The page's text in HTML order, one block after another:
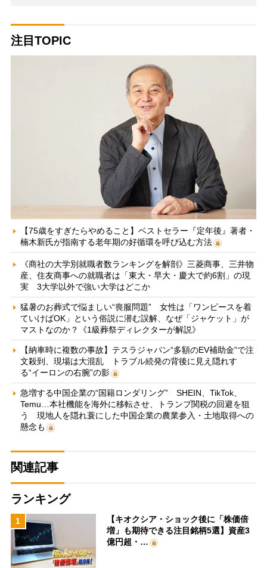
注目TOPIC
【75歳をすぎたらやめること】ベストセラー『定年後』著者・
楠木新氏が指南する老年期の好循環を呼び込む方法
《商社の大学別就職者数ランキングを解剖》三菱商事、三井物
産、住友商事への就職者は「東大・早大・慶大で約6割」の現
実 3大学以外で強い大学はどこか
猛暑のお葬式で悩ましい“喪服問題” 女性は「ワンピースを着
ていけばOK」という俗説に潜む誤解、なぜ「ジャケット」が
マストなのか？《1級葬祭ディレクターが解説》
【納車時に複数の事故】テスラジャパン“多額のEV補助金”で注
文殺到、現場は大混乱 トラブル続発の背後に見え隠れす
る“イーロンの右腕”の影
急増する中国企業の“国籍ロンダリング” SHEIN、TikTok、
Temu…本社機能を海外に移転させ、トランプ関税の回避を狙
う 現地人を隠れ蓑にした中国企業の農業参入・土地取得への
懸念も
関連記事
ランキング
1
【キオクシア・ショック後に「株価倍
増」も期待できる注目銘柄5選】資産3
億円超・…